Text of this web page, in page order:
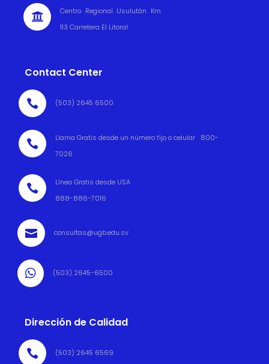

Centro Regional Usulután Km.
113 Carretera El Litoral.
Contact Center
 (503) 2645 6500

Llama Gratis desde un número fijo o celular 800-
7026

Línea Gratis desde USA
888-886-7016
 consultas@ugb.edu.sv
 (503) 2645-6500
Dirección de Calidad
 (503) 2645 6569